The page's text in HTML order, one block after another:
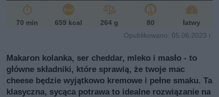
70 min 659 kcal 264 g 80
łatwy
Opublikowano: 05.06.2023 r.
Makaron kolanka, ser cheddar, mleko i masło - to
główne składniki, które sprawią, że twoje mac
cheese będzie wyjątkowo kremowe i pełne smaku. Ta
klasyczna, sycąca potrawa to idealne rozwiązanie na